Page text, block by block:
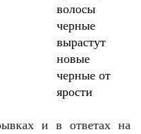
волосы
черные
вырастут
новые
черные от
ярости
и в ответах на